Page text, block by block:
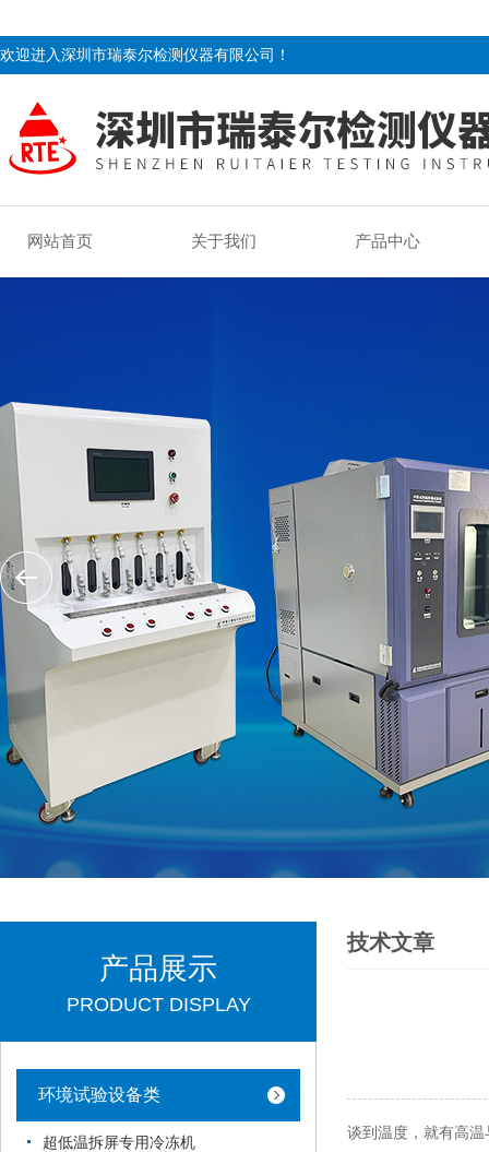
欢迎进入深圳市瑞泰尔检测仪器有限公司！
网站首页 关于我们 产品中心
产品展示
PRODUCT DISPLAY
环境试验设备类
超低温拆屏专用冷冻机
技术文章
谈到温度，就有高